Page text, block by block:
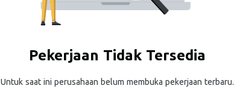
Pekerjaan Tidak Tersedia
Untuk saat ini perusahaan belum membuka pekerjaan terbaru.